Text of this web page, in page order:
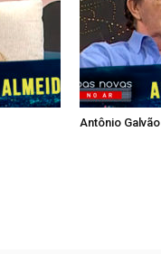
Antônio Galvão